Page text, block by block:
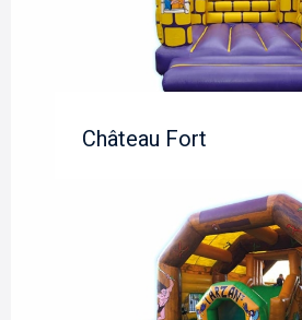
Château Fort